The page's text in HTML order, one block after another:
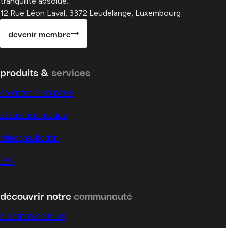
12 Rue Léon Laval, 3372 Leudelange, Luxembourg
devenir membre
produits & services
comparer nos plans
assurance groupe
téléconsultation
FAQ
découvrir notrecommunauté
à propos de nous